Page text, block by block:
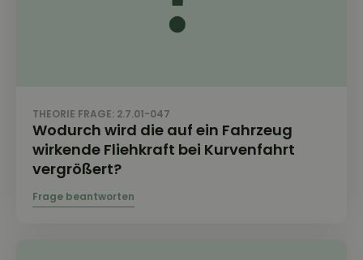
THEORIE FRAGE: 2.7.01-047
Wodurch wird die auf ein Fahrzeug
wirkende Fliehkraft bei Kurvenfahrt
vergrößert?